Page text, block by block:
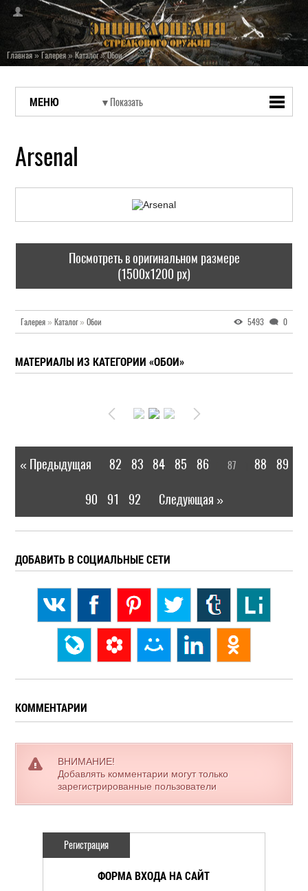
Главная»Галерея»Каталог»Обои
МЕНЮ
Arsenal
Посмотреть в оригинальном размере
(1500x1200 px)
Галерея » Каталог» Обои 5493 0
МАТЕРИАЛЫ ИЗ КАТЕГОРИИ «ОБОИ»
« Предыдущая 82 83 84 85 86 87 88 89
90 91 92 Следующая »
ДОБАВИТЬ В СОЦИАЛЬНЫЕ СЕТИ
КОММЕНТАРИИ
ВНИМАНИЕ!
Добавлять комментарии могут только
зарегистрированные пользователи
Регистрация
ФОРМА ВХОДА НА САЙТ